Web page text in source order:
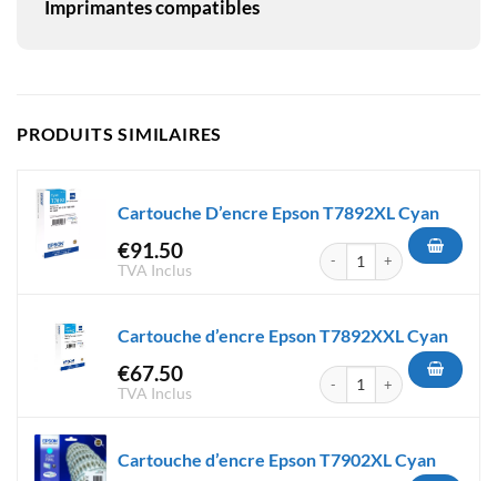
Imprimantes compatibles
PRODUITS SIMILAIRES
Cartouche D’encre Epson T7892XL Cyan
€91.50
TVA Inclus
quantité de Cartouche
Cartouche d’encre Epson T7892XXL Cyan
€67.50
TVA Inclus
quantité de Cartouche
Cartouche d’encre Epson T7902XL Cyan